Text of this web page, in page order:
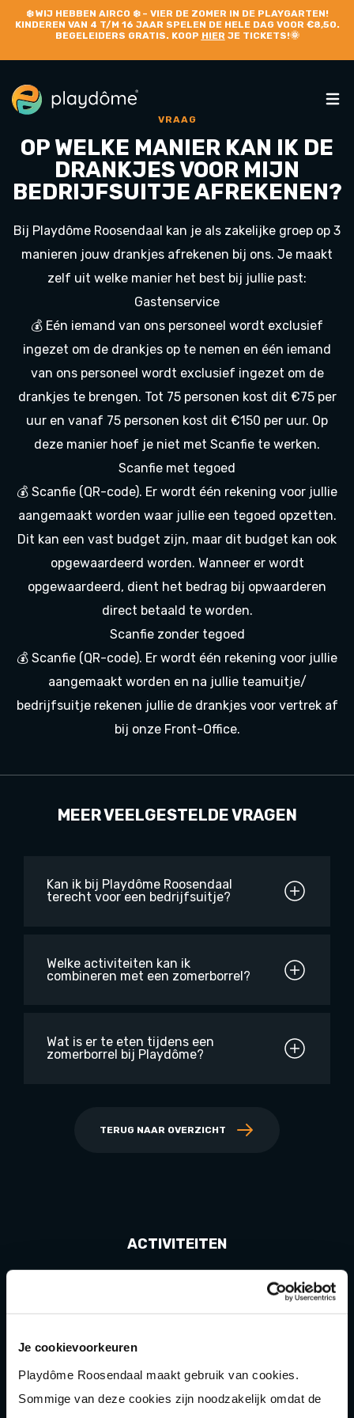
Je cookievoorkeuren
Playdôme Roosendaal maakt gebruik van cookies.
Sommige van deze cookies zijn noodzakelijk omdat de
❄️WIJ HEBBEN AIRCO ❄️ – VIER DE ZOMER IN DE PLAYGARTEN!
KINDEREN VAN 4 T/M 16 JAAR SPELEN DE HELE DAG VOOR €8,50.
BEGELEIDERS GRATIS. KOOP HIERJE TICKETS!🌞
VRAAG
OP WELKE MANIER KAN IK DE
DRANKJES VOOR MIJN
BEDRIJFSUITJE AFREKENEN?
Bij Playdôme Roosendaal kan je als zakelijke groep op 3
manieren jouw drankjes afrekenen bij ons. Je maakt
zelf uit welke manier het best bij jullie past:
Gastenservice
💰 Eén iemand van ons personeel wordt exclusief
ingezet om de drankjes op te nemen en één iemand
van ons personeel wordt exclusief ingezet om de
drankjes te brengen. Tot 75 personen kost dit €75 per
uur en vanaf 75 personen kost dit €150 per uur. Op
deze manier hoef je niet met Scanfie te werken.
Scanfie met tegoed
💰 Scanfie (QR-code). Er wordt één rekening voor jullie
aangemaakt worden waar jullie een tegoed opzetten.
Dit kan een vast budget zijn, maar dit budget kan ook
opgewaardeerd worden. Wanneer er wordt
opgewaardeerd, dient het bedrag bij opwaarderen
direct betaald te worden.
Scanfie zonder tegoed
💰 Scanfie (QR-code). Er wordt één rekening voor jullie
aangemaakt worden en na jullie teamuitje/
bedrijfsuitje rekenen jullie de drankjes voor vertrek af
bij onze Front-Office.
MEER VEELGESTELDE VRAGEN
Kan ik bij Playdôme Roosendaal
terecht voor een bedrijfsuitje?
Welke activiteiten kan ik
combineren met een zomerborrel?
Wat is er te eten tijdens een
zomerborrel bij Playdôme?
TERUG NAAR OVERZICHT
ACTIVITEITEN
Speeltuin
Bowlen
Game of Karts